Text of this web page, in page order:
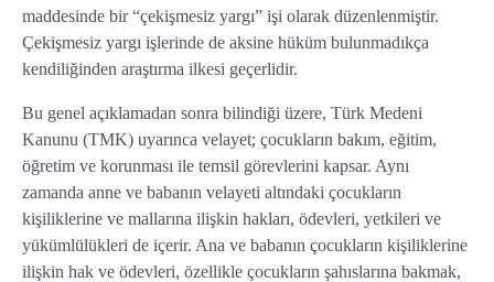
maddesinde bir “çekişmesiz yargı” işi olarak düzenlenmiştir.
Çekişmesiz yargı işlerinde de aksine hüküm bulunmadıkça
kendiliğinden araştırma ilkesi geçerlidir.
Bu genel açıklamadan sonra bilindiği üzere, Türk Medeni
Kanunu (TMK) uyarınca velayet; çocukların bakım, eğitim,
öğretim ve korunması ile temsil görevlerini kapsar. Aynı
zamanda anne ve babanın velayeti altındaki çocukların
kişiliklerine ve mallarına ilişkin hakları, ödevleri, yetkileri ve
yükümlülükleri de içerir. Ana ve babanın çocukların kişiliklerine
ilişkin hak ve ödevleri, özellikle çocukların şahıslarına bakmak,